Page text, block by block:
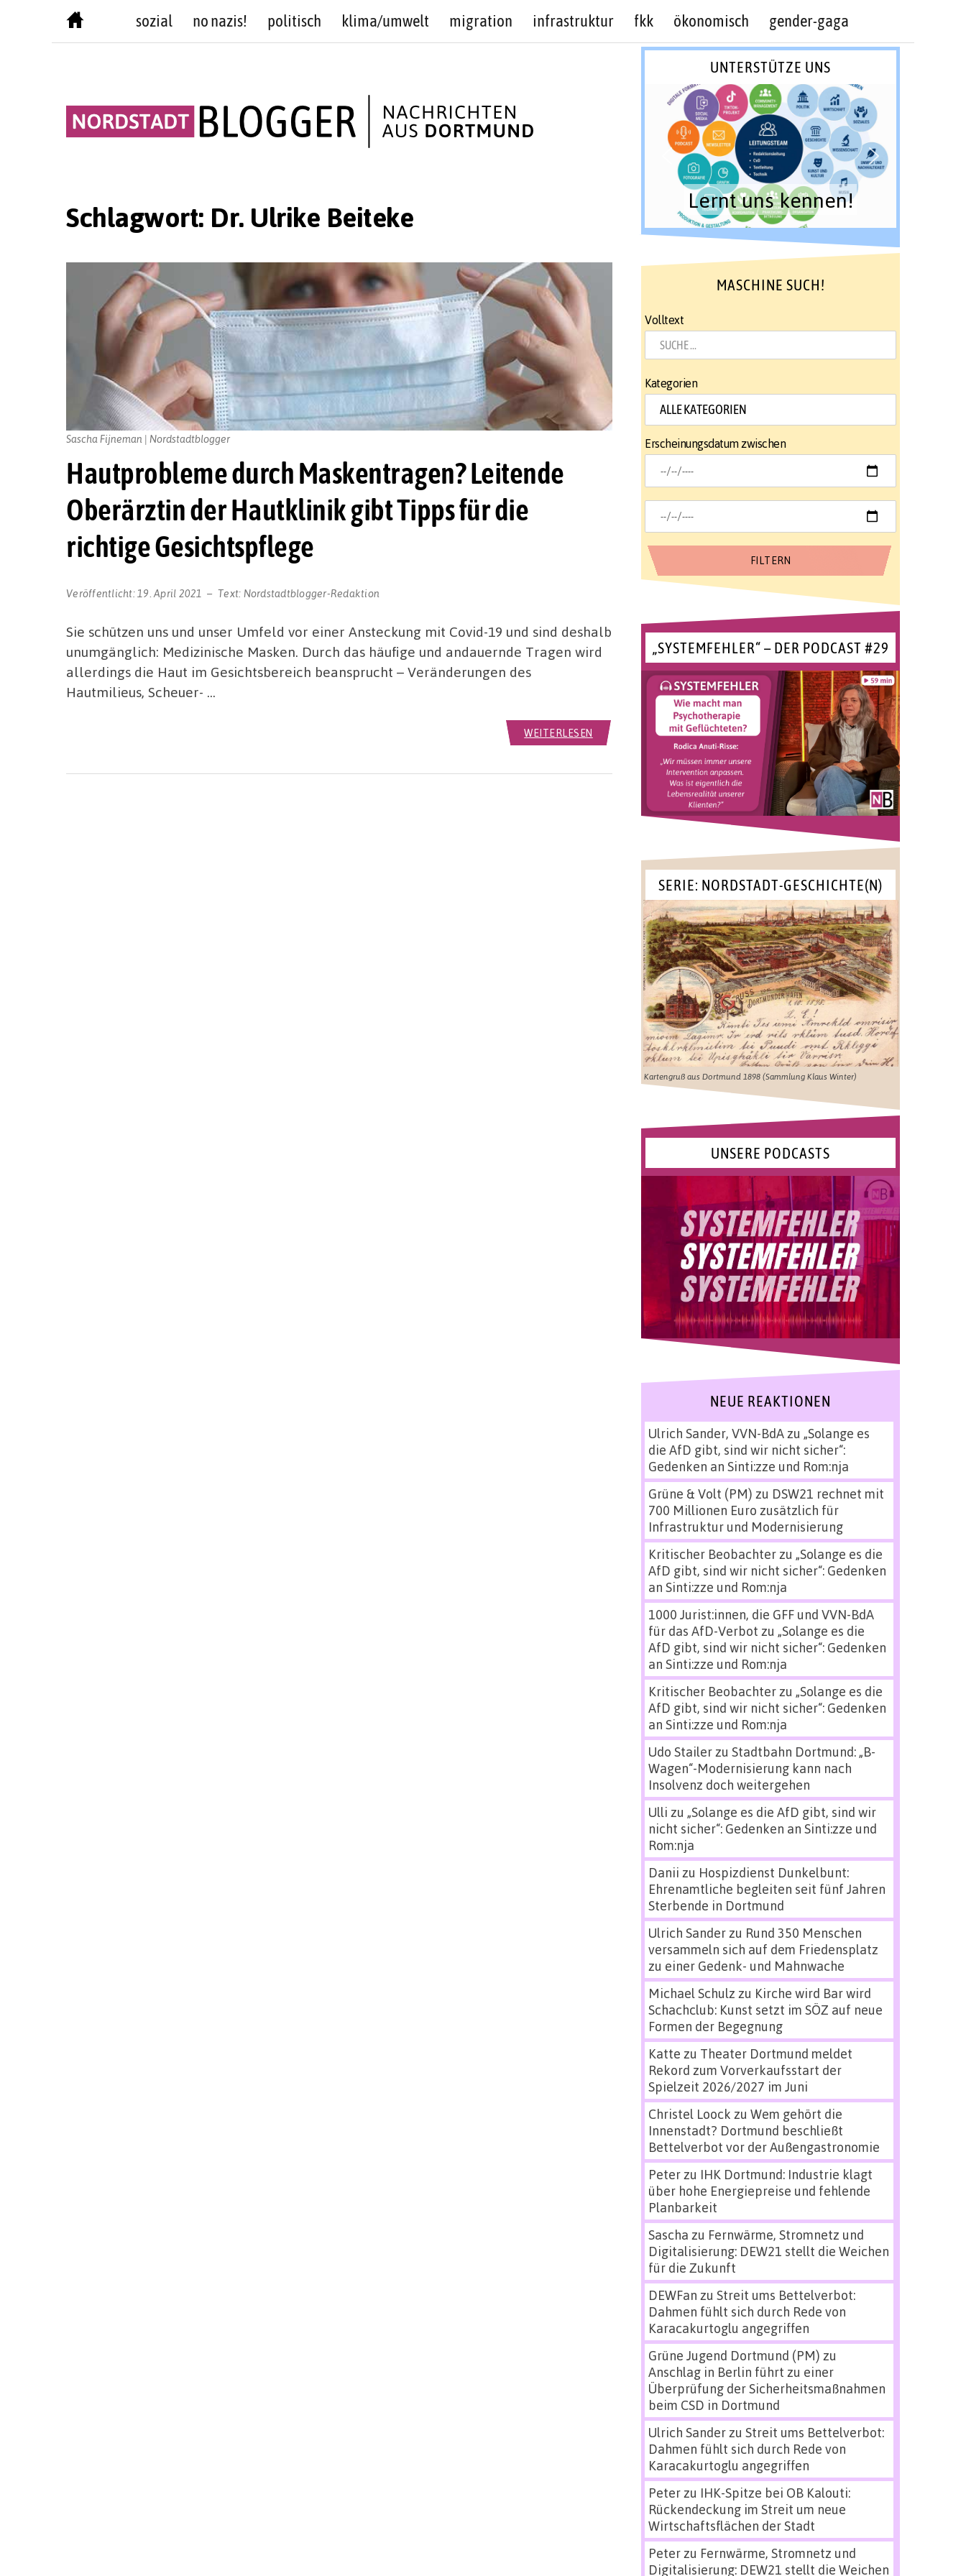
sozial no nazis! politisch klima/umwelt migration infrastruktur fkk ökonomisch gender-gaga
Schlagwort: Dr. Ulrike Beiteke
Hautprobleme durch Maskentragen? Leitende
Oberärztin der Hautklinik gibt Tipps für die
richtige Gesichtspflege
Veröffentlicht: 19. April 2021 Text: Nordstadtblogger-Redaktion
Sascha Fijneman | Nordstadtblogger
Sie schützen uns und unser Umfeld vor einer Ansteckung mit Covid-19 und sind deshalb
unumgänglich: Medizinische Masken. Durch das häufige und andauernde Tragen wird
allerdings die Haut im Gesichtsbereich beansprucht – Veränderungen des
Hautmilieus, Scheuer- …
WEITERLESEN
UNTERSTÜTZE UNS
Lernt uns kennen!
MASCHINE SUCH!
Volltext
Kategorien
Erscheinungsdatum zwischen
„SYSTEMFEHLER“ – DER PODCAST #29
SERIE: NORDSTADT-GESCHICHTE(N)
Kartengruß aus Dortmund 1898 (Sammlung Klaus Winter)
UNSERE PODCASTS
NEUE REAKTIONEN
Ulrich Sander, VVN-BdAzu „Solange es
die AfD gibt, sind wir nicht sicher“:
Gedenken an Sinti:zze und Rom:nja
Grüne & Volt (PM) zu DSW21 rechnet mit
700 Millionen Euro zusätzlich für
Infrastruktur und Modernisierung
Kritischer Beobachterzu „Solange es die
AfD gibt, sind wir nicht sicher“: Gedenken
an Sinti:zze und Rom:nja
1000 Jurist:innen, die GFF und VVN-BdA
für das AfD-Verbot zu „Solange es die
AfD gibt, sind wir nicht sicher“: Gedenken
an Sinti:zze und Rom:nja
Kritischer Beobachterzu „Solange es die
AfD gibt, sind wir nicht sicher“: Gedenken
an Sinti:zze und Rom:nja
Udo Stailerzu Stadtbahn Dortmund: „B-
Wagen“-Modernisierung kann nach
Insolvenz doch weitergehen
Ulli zu „Solange es die AfD gibt, sind wir
nicht sicher“: Gedenken an Sinti:zze und
Rom:nja
Danii zu Hospizdienst Dunkelbunt:
Ehrenamtliche begleiten seit fünf Jahren
Sterbende in Dortmund
Ulrich Sanderzu Rund 350 Menschen
versammeln sich auf dem Friedensplatz
zu einer Gedenk- und Mahnwache
Michael Schulz zu Kirche wird Bar wird
Schachclub: Kunst setzt im SÖZ auf neue
Formen der Begegnung
Katte zu Theater Dortmund meldet
Rekord zum Vorverkaufsstart der
Spielzeit 2026/2027 im Juni
Christel Loock zu Wem gehört die
Innenstadt? Dortmund beschließt
Bettelverbot vor der Außengastronomie
Peterzu IHK Dortmund: Industrie klagt
über hohe Energiepreise und fehlende
Planbarkeit
Sascha zu Fernwärme, Stromnetz und
Digitalisierung: DEW21 stellt die Weichen
für die Zukunft
DEWFan zu Streit ums Bettelverbot:
Dahmen fühlt sich durch Rede von
Karacakurtoglu angegriffen
Grüne Jugend Dortmund (PM) zu
Anschlag in Berlin führt zu einer
Überprüfung der Sicherheitsmaßnahmen
beim CSD in Dortmund
Ulrich Sanderzu Streit ums Bettelverbot:
Dahmen fühlt sich durch Rede von
Karacakurtoglu angegriffen
Peterzu IHK-Spitze bei OB Kalouti:
Rückendeckung im Streit um neue
Wirtschaftsflächen der Stadt
Peterzu Fernwärme, Stromnetz und
Digitalisierung: DEW21 stellt die Weichen